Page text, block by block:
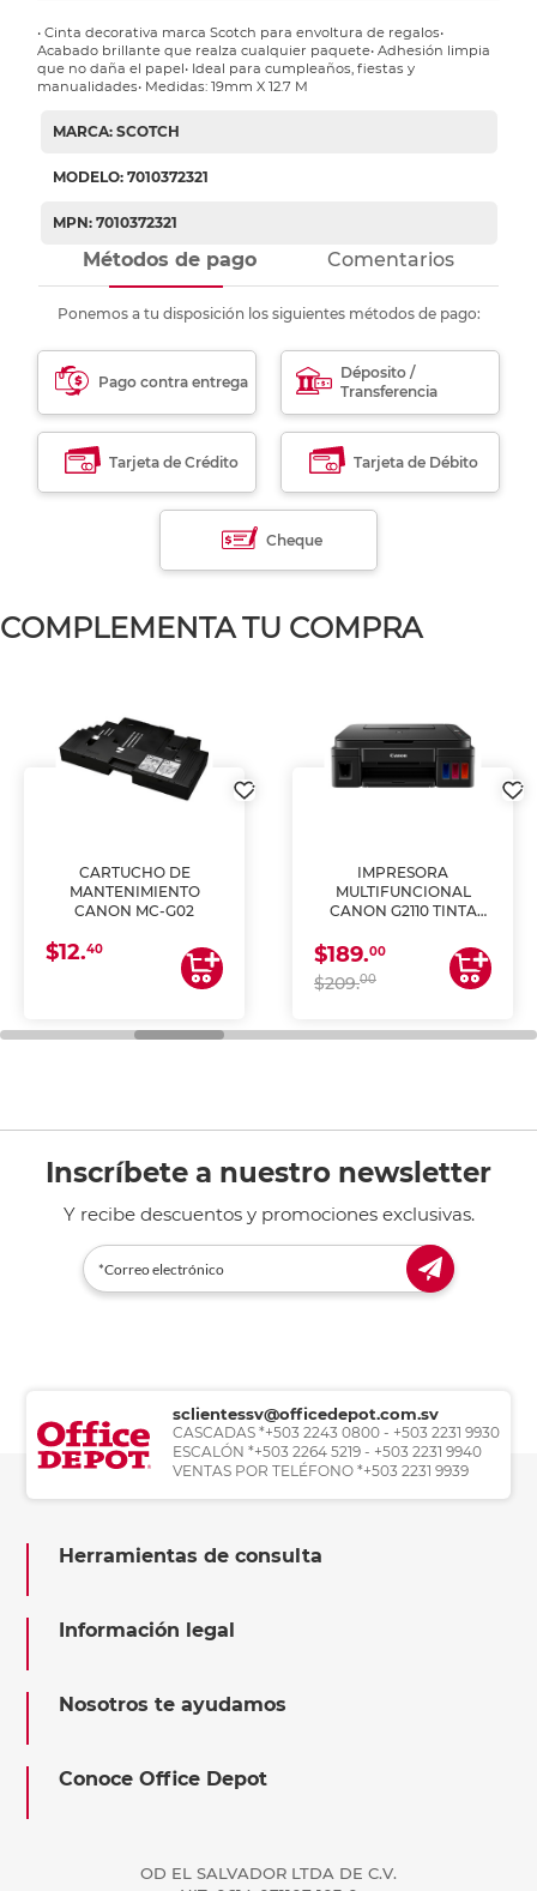
• Cinta decorativa marca Scotch para envoltura de regalos•
Acabado brillante que realza cualquier paquete• Adhesión limpia
que no daña el papel• Ideal para cumpleaños, fiestas y
manualidades• Medidas: 19mm X 12.7 M
MARCA: SCOTCH
MODELO: 7010372321
MPN: 7010372321
Métodos de pago Comentarios
Ponemos a tu disposición los siguientes métodos de pago:
Pago contra entrega
Déposito /
Transferencia
Tarjeta de Crédito Tarjeta de Débito
Cheque
COMPLEMENTA TU COMPRA
CARTUCHO DE
MANTENIMIENTO
CANON MC-G02
$12.40
IMPRESORA
MULTIFUNCIONAL
CANON G2110 TINTA
$189.00
$209.00
Inscríbete a nuestro newsletter
Y recibe descuentos y promociones exclusivas.
sclientessv@officedepot.com.sv
CASCADAS *+503 2243 0800 - +503 2231 9930
ESCALÓN *+503 2264 5219 - +503 2231 9940
VENTAS POR TELÉFONO *+503 2231 9939
Herramientas de consulta
Información legal
Nosotros te ayudamos
Conoce Office Depot
OD EL SALVADOR LTDA DE C.V.